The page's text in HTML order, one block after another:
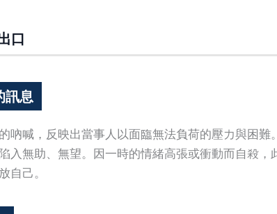
口
訊息
吶喊，反映出當事人以面臨無法負荷的壓力與困
入無助、無望。因一時的情緒高張或衝動而自殺
自己。